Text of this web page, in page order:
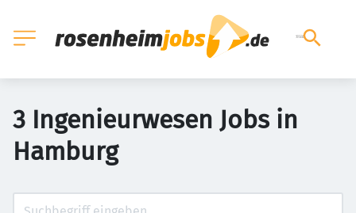
3 Ingenieurwesen Jobs in
Hamburg